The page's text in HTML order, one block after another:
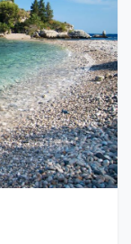
Next